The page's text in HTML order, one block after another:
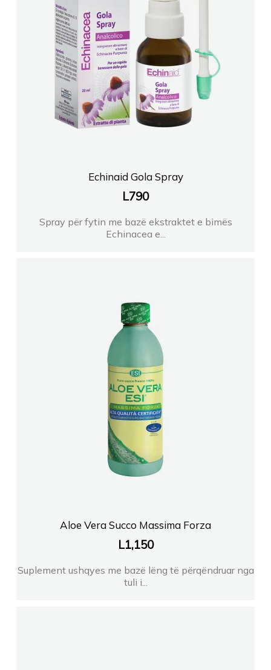
ILUMINA PHARMA Shkoze
FARMACI KEMILA
FARMACI AMOS TR
FARMACI CANAJ LIQENI I THATE
ILUMINA PHARMA Shkoze
FARMACI KLODI FIER
FARMACI SIENA OrikumVlore
MediCare Group Shpk
Farmaci Orange Farmaci 11
FARMACI FARMACITYFISHTA 1
Echinaid Gola Spray
L790
Spray për fytin me bazë ekstraktet e bimës
Echinacea e...
Aloe Vera Succo Massima Forza
L1,150
Suplement ushqyes me bazë lëng të përqëndruar nga
tuli i...